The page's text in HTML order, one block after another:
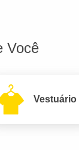
Você
Vestuário